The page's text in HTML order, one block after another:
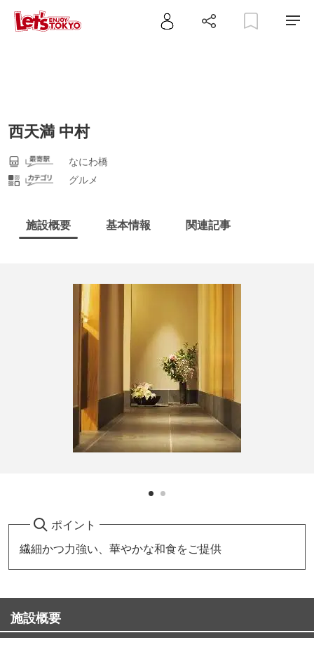
西天満 中村
なにわ橋
グルメ
施設概要 基本情報 関連記事
ポイント
繊細かつ力強い、華やかな和食をご提供
施設概要